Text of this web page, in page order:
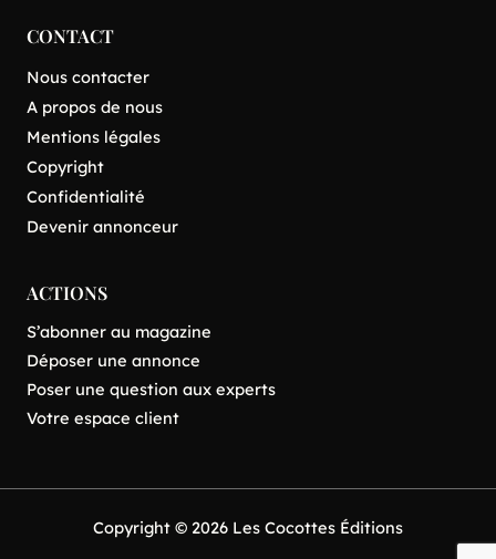
CONTACT
Nous contacter
A propos de nous
Mentions légales
Copyright
Confidentialité
Devenir annonceur
ACTIONS
S’abonner au magazine
Déposer une annonce
Poser une question aux experts
Votre espace client
Copyright © 2026 Les Cocottes Éditions